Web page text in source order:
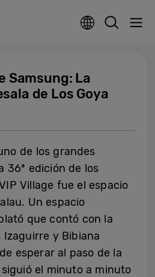
Samsung: La
de Los Goya
de los grandes
36ª edición de los
Village fue el espacio
Un espacio
que contó con la
y Bibiana
esperar al paso de la
el minuto a minuto